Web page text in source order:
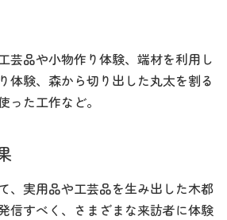
芸品や小物作り体験、端材を利用し
体験、森から切り出した丸太を割る
った工作など。
、実用品や工芸品を生み出した木都
信すべく、さまざまな来訪者に体験